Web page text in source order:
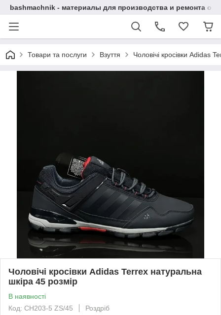
bashmachnik - материалы для производства и ремонта
Товари та послуги Взуття Чоловічі кросівки Adidas
Чоловічі кросівки Adidas Terrex натуральна
шкіра 45 розмір
В наявності
Код: CH203-5 ZS/45
Роздріб